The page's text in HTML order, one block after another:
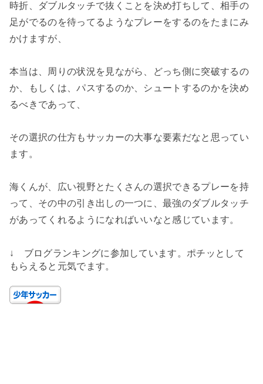
時折、ダブルタッチで抜くことを決め打ちして、相手の
足がでるのを待ってるようなプレーをするのをたまにみ
かけますが、
本当は、周りの状況を見ながら、どっち側に突破するの
か、もしくは、パスするのか、シュートするのかを決め
るべきであって、
その選択の仕方もサッカーの大事な要素だなと思ってい
ます。
海くんが、広い視野とたくさんの選択できるプレーを持
って、その中の引き出しの一つに、最強のダブルタッチ
があってくれるようになればいいなと感じています。
↓ ブログランキングに参加しています。ポチッとして
もらえると元気でます。